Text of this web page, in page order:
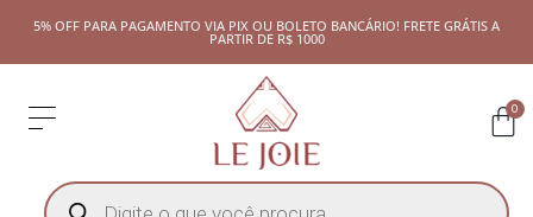
5% OFF PARA PAGAMENTO VIA PIX OU BOLETO BANCÁRIO! FRETE GRÁTIS A
PARTIR DE R$ 1000
0